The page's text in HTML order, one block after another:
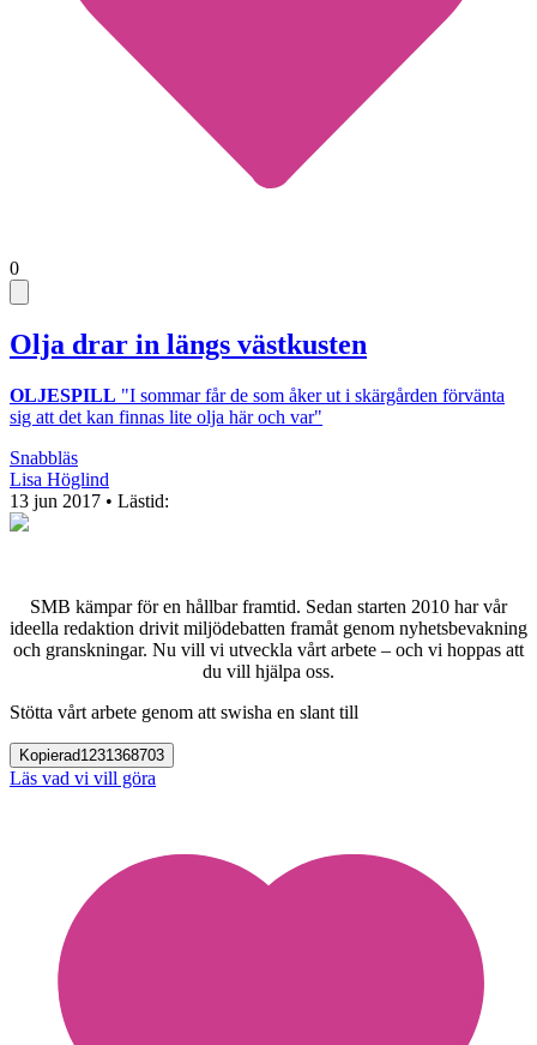
0
Olja drar in längs västkusten
OLJESPILL "I sommar får de som åker ut i skärgården förvänta
sig att det kan finnas lite olja här och var"
Snabbläs
Lisa Höglind
13 jun 2017 • Lästid:
SMB kämpar för en hållbar framtid. Sedan starten 2010 har vår
ideella redaktion drivit miljödebatten framåt genom nyhetsbevakning
och granskningar. Nu vill vi utveckla vårt arbete – och vi hoppas att
du vill hjälpa oss.
Stötta vårt arbete genom att swisha en slant till
Kopierad1231368703
Läs vad vi vill göra